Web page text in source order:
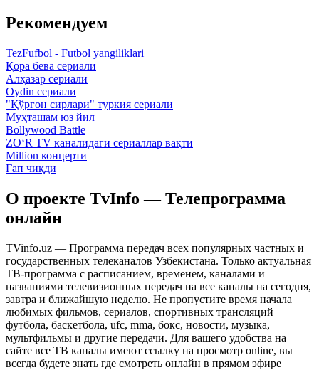
Рекомендуем
TezFufbol - Futbol yangiliklari
Қора бева сериали
Алҳазар сериали
Oydin сериали
"Қўрғон сирлари" туркия сериали
Муҳташам юз йил
Bollywood Battle
ZO‘R TV каналидаги сериаллар вақти
Million концерти
Гап чиқди
О проекте TvInfo — Телепрограмма
онлайн
TVinfo.uz — Программа передач всех популярных частных и
государственных телеканалов Узбекистана. Только актуальная
ТВ-программа с расписанием, временем, каналами и
названиями телевизионных передач на все каналы на сегодня,
завтра и ближайшую неделю. Не пропустите время начала
любимых фильмов, сериалов, спортивных трансляций
футбола, баскетбола, ufc, mma, бокс, новости, музыка,
мультфильмы и другие передачи. Для вашего удобства на
сайте все ТВ каналы имеют ссылку на просмотр online, вы
всегда будете знать где смотреть онлайн в прямом эфире